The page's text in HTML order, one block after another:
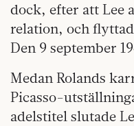
dock, efter att Lee
relation, och
Den 9 september
Medan Rolands
Picasso-
adelstitel slutade